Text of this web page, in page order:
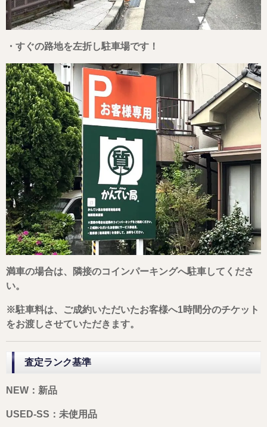
・すぐの路地を左折し駐車場です！
満車の場合は、隣接のコインパーキングへ駐車してくださ
い。
※駐車料は、ご成約いただいたお客様へ1時間分のチケット
をお渡しさせていただきます。
査定ランク基準
NEW：新品
USED-SS：未使用品